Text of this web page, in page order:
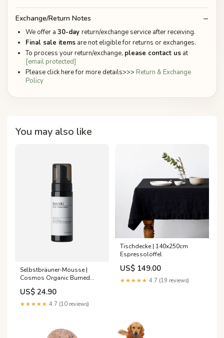
Exchange/Return Notes
We offer a 30-day return/exchange service after receiving.
Final sale items are not eligible for returns or exchanges.
To process your return/exchange, please contact us at
[email protected]
Please click here for more details>>> Return & Exchange
Policy
You may also like
Selbstbräuner-Mousse |
Cosmos Organic Burned
Metal
US$ 24.90
★★★★★ 4.7 (10 reviews)
Tischdecke | 140x250cm
Espressolöffel
US$ 149.00
★★★★★ 4.7 (19 reviews)